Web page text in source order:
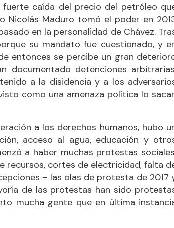
caída del precio del petróleo
Nicolás Maduro tomó el poder en
en la personalidad de Chávez.
su mandato fue cuestionado, y
entonces se percibe un gran
documentado detenciones
a la disidencia y a los
como una amenaza política lo
a los derechos humanos, hubo
acceso al agua, educación y
a haber muchas protestas
recursos, cortes de electricidad, falta
– las olas de protesta de 2017
de las protestas han sido
mucha gente que en última